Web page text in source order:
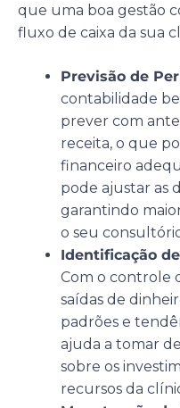
que uma boa gestão
fluxo de caixa da sua
Previsão de
contabilidade
prever com
receita, o que
financeiro
pode ajustar as
garantindo
o seu
Identificação
Com o controle
saídas de
padrões e
ajuda a tomar
sobre os
recursos da